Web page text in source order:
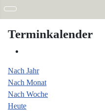
Terminkalender
Nach Jahr
Nach Monat
Nach Woche
Heute